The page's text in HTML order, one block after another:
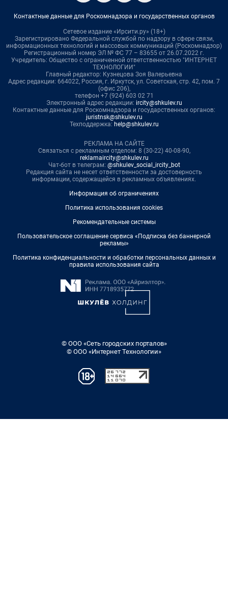
Контактные данные для Роскомнадзора и государственных органов
Сетевое издание «Ирсити.ру» (18+)
Зарегистрировано Федеральной службой по надзору в сфере связи,
информационных технологий и массовых коммуникаций (Роскомнадзор)
Регистрационный номер ЭЛ № ФС 77 – 83655 от 26.07.2022 г.
Учредитель: Общество с ограниченной ответственностью "ИНТЕРНЕТ
ТЕХНОЛОГИИ"
Главный редактор: Кузнецова Зоя Валерьевна
Адрес редакции: 664022, Россия, г. Иркутск, ул. Советская, стр. 42, пом. 7
(офис 206),
телефон +7 (924) 603 02 71
Электронный адрес редакции: ircity@shkulev.ru
Контактные данные для Роскомнадзора и государственных органов:
juristnsk@shkulev.ru
Техподдержка: help@shkulev.ru
РЕКЛАМА НА САЙТЕ
Связаться с рекламным отделом: 8 (30-22) 40-08-90,
reklamaircity@shkulev.ru
Чат-бот в телеграм: @shkulev_social_ircity_bot
Редакция сайта не несет ответственности за достоверность
информации, содержащейся в рекламных объявлениях.
Информация об ограничениях
Политика использования cookies
Рекомендательные системы
Пользовательское соглашение сервиса «Подписка без баннерной
рекламы»
Политика конфиденциальности и обработки персональных данных и
правила использования сайта
© ООО «Сеть городских порталов»
© ООО «Интернет Технологии»